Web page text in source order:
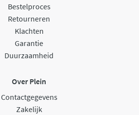
Bestelproces
Retourneren
Klachten
Garantie
Duurzaamheid
Over Plein
Contactgegevens
Zakelijk